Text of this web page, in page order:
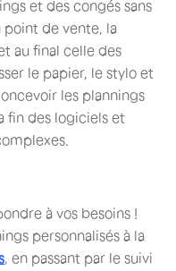
et des congés sans
de vente, la
au final celle des
le papier, le stylo et
les plannings
fin des logiciels et
à vos besoins !
personnalisés à la
, en passant par le suivi